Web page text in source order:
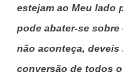
estejam ao Meu lado
pode abater-se sobre
não aconteça, deveis
conversão de todos